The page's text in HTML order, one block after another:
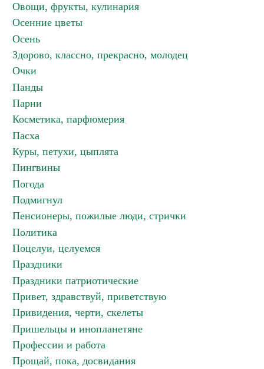
Овощи, фрукты, кулинария
Осенние цветы
Осень
Здорово, классно, прекрасно, молодец
Очки
Панды
Парни
Косметика, парфюмерия
Пасха
Куры, петухи, цыплята
Пингвины
Погода
Подмигнул
Пенсионеры, пожилые люди, стрички
Политика
Поцелуи, целуемся
Праздники
Праздники патриотические
Привет, здравствуй, приветствую
Привидения, черти, скелеты
Пришельцы и инопланетяне
Профессии и работа
Прощай, пока, досвидания